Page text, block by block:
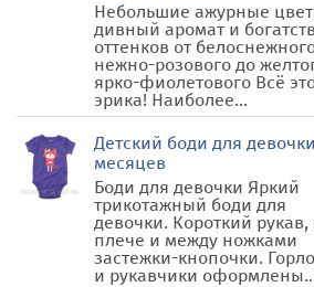
Небольшие ажурные
дивный аромат и
оттенков от
нежно-розового до
ярко-фиолетового Всё
эрика! Наиболее...
Детский боди для
месяцев
Боди для девочки Яркий
трикотажный боди для
девочки. Короткий рукав,
плече и между ножками
застежки-кнопочки.
и рукавчики